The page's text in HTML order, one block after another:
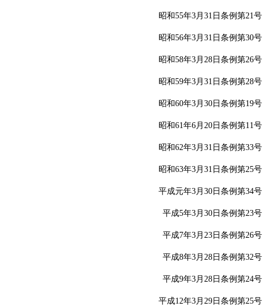
昭和55年3月31日条例第21号
昭和56年3月31日条例第30号
昭和58年3月28日条例第26号
昭和59年3月31日条例第28号
昭和60年3月30日条例第19号
昭和61年6月20日条例第11号
昭和62年3月31日条例第33号
昭和63年3月31日条例第25号
平成元年3月30日条例第34号
平成5年3月30日条例第23号
平成7年3月23日条例第26号
平成8年3月28日条例第32号
平成9年3月28日条例第24号
平成12年3月29日条例第25号